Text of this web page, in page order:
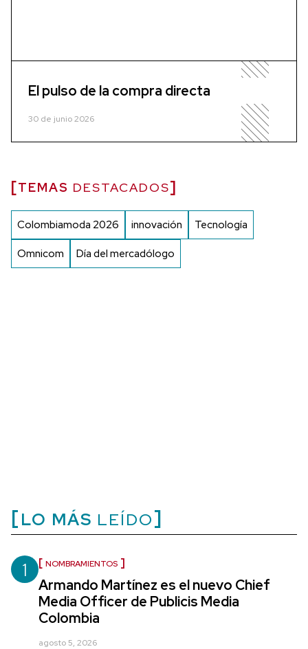
El pulso de la compra directa
30 de junio 2026
TEMAS DESTACADOS
Colombiamoda 2026 innovación Tecnología
Omnicom Día del mercadólogo
LO MÁS LEÍDO
1 NOMBRAMIENTOS
Armando Martínez es el nuevo Chief
Media Officer de Publicis Media
Colombia
agosto 5, 2026